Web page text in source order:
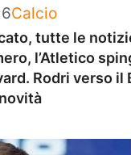
Categorie
Calcio
tutte le
l’Atletico
Rodri verso il